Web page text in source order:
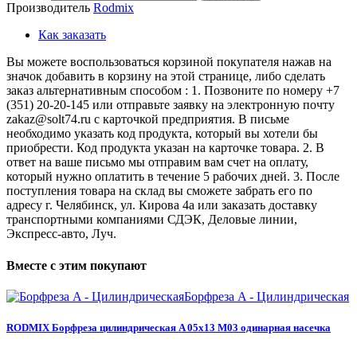
Производитель Rodmix
Как заказать
Вы можете воспользоваться корзиной покупателя нажав на
значок добавить в корзину на этой странице, либо сделать
заказ альтернативным способом : 1. Позвоните по номеру +7
(351) 20-20-145 или отправьте заявку на электронную почту
zakaz@solt74.ru с карточкой предприятия. В письме
необходимо указать код продукта, который вы хотели бы
приобрести. Код продукта указан на карточке товара. 2. В
ответ на ваше письмо мы отправим вам счет на оплату,
который нужно оплатить в течение 5 рабочих дней. 3. После
поступления товара на склад вы сможете забрать его по
адресу г. Челябинск, ул. Кирова 4а или заказать доставку
транспортными компаниями СДЭК, Деловые линии,
Экспресс-авто, Луч.
Вместе с этим покупают
Борфреза A - Цилиндрическая
RODMIX Борфреза цилиндрическая A 05х13 M03 одинарная насечка